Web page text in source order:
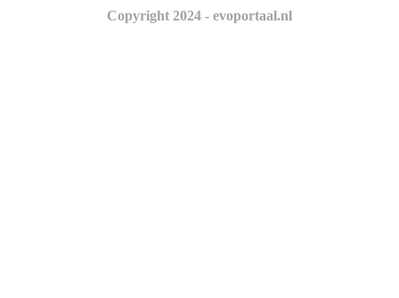
Copyright 2024 - evoportaal.nl